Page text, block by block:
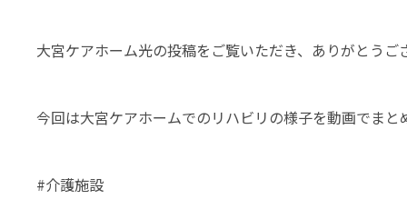
大宮ケアホーム光の投稿をご覧いただき、ありがとうご
今回は大宮ケアホームでのリハビリの様子を動画でまと
#介護施設